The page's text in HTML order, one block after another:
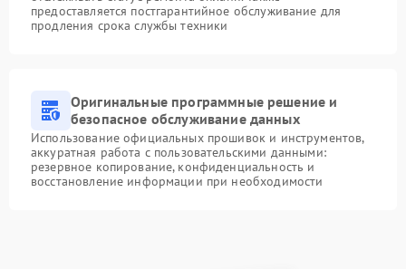
предоставляется постгарантийное обслуживание для
продления срока службы техники
Оригинальные программные решение и
безопасное обслуживание данных
Использование официальных прошивок и инструментов,
аккуратная работа с пользовательскими данными:
резервное копирование, конфиденциальность и
восстановление информации при необходимости